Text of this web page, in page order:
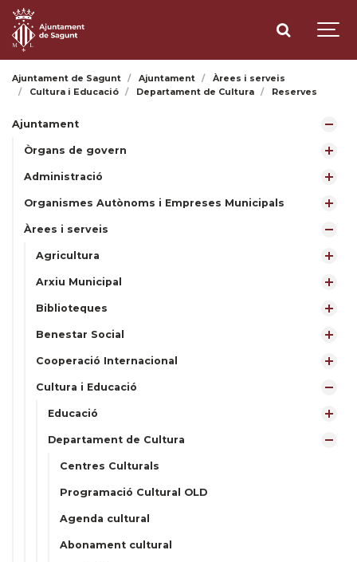
Ajuntament de Sagunt Ajuntament
Àrees i serveis
Cultura i Educació
Departament de Cultura Reserves
Ajuntament
Òrgans de govern
Administració
Organismes Autònoms i Empreses Municipals
Àrees i serveis
Agricultura
Arxiu Municipal
Biblioteques
Benestar Social
Cooperació Internacional
Cultura i Educació
Educació
Departament de Cultura
Centres Culturals
Programació Cultural OLD
Agenda cultural
Abonament cultural